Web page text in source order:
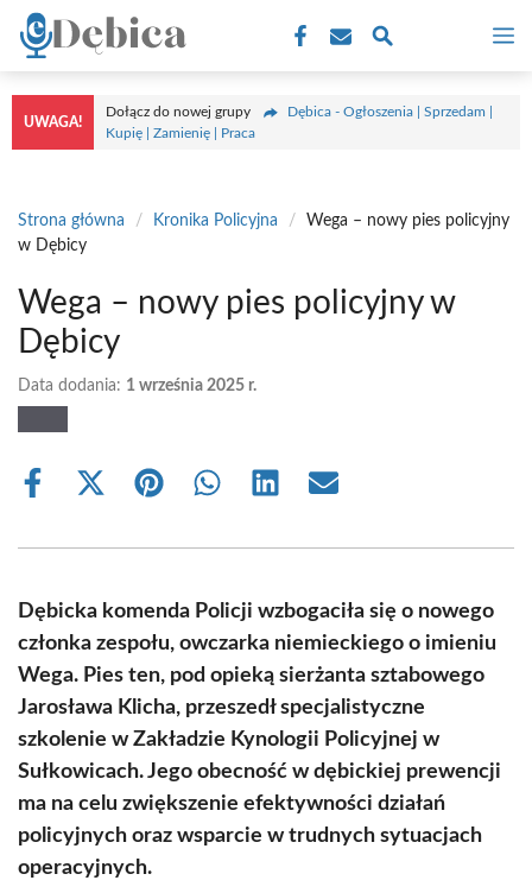
Przejdź
treści
UWAGA!
Dołącz do nowej grupy
Dębica - Ogłoszenia | Sprzedam |
Kupię | Zamienię | Praca
Strona główna / Kronika Policyjna /
Wega – nowy pies policyjny
w Dębicy
Wega – nowy pies policyjny w
Dębicy
Data dodania: 1 września 2025 r.
Share
Share
(Twitter)
Share Share Share Share
Dębicka komenda Policji wzbogaciła się o nowego
członka zespołu, owczarka niemieckiego o imieniu
Wega. Pies ten, pod opieką sierżanta sztabowego
Jarosława Klicha, przeszedł specjalistyczne
szkolenie w Zakładzie Kynologii Policyjnej w
Sułkowicach. Jego obecność w dębickiej prewencji
ma na celu zwiększenie efektywności działań
policyjnych oraz wsparcie w trudnych sytuacjach
operacyjnych.